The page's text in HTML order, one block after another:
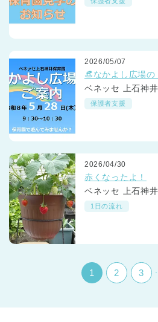
神奈川県
千葉県
2026/05/07
👒なかよし広場の
ベネッセ 上石神
保護者支援
2026/04/30
赤くなったよ！
ベネッセ 上石神
1日の流れ
1 2 3